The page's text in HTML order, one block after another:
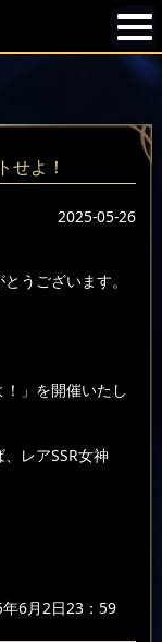
せよ！
2025-05-26
うございます。
！」を開催いたし
レアSSR女神
6月2日23：59